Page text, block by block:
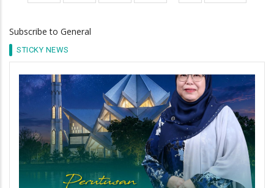
page page
Subscribe to General
STICKY NEWS